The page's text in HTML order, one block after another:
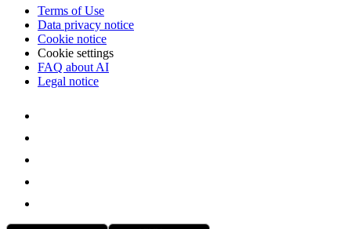
Terms of Use
Data privacy notice
Cookie notice
Cookie settings
FAQ about AI
Legal notice